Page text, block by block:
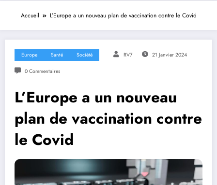
Accueil L’Europe a un nouveau plan de vaccination contre le Covid
Europe Santé Société RV7 21 Janvier 2024
0 Commentaires
L’Europe a un nouveau
plan de vaccination contre
le Covid